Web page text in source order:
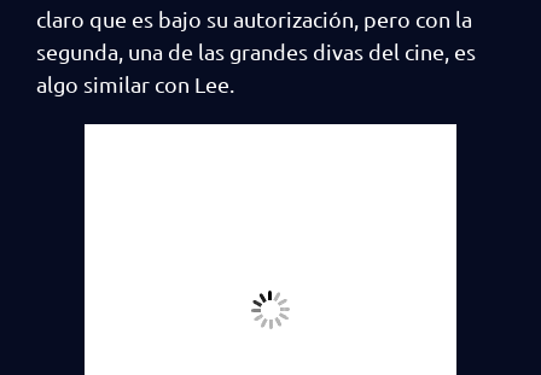
claro que es bajo su autorización, pero con la
segunda, una de las grandes divas del cine, es
algo similar con Lee.